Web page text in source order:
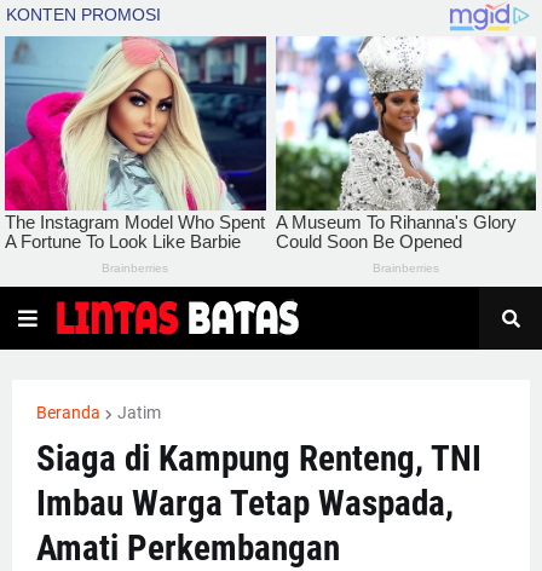
Beranda Jatim
Siaga di Kampung Renteng, TNI
Imbau Warga Tetap Waspada,
Amati Perkembangan